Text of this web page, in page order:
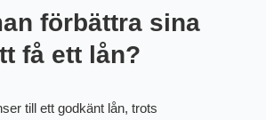
förbättra sina
få ett lån?
till ett godkänt lån, trots